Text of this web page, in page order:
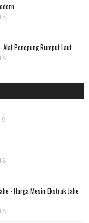
Penepung Rumput Laut
- Harga Mesin Ekstrak Jahe